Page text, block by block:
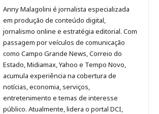
Malagolini
no
Pinterest
Malagolini
no
LinkedIn
Malagolini
no
Instagram
Malagolini
no
Facebook
de
Anny
Malagolini
Anny Malagolini é jornalista especializada
em produção de conteúdo digital,
jornalismo online e estratégia editorial. Com
passagem por veículos de comunicação
como Campo Grande News, Correio do
Estado, Midiamax, Yahoo e Tempo Novo,
acumula experiência na cobertura de
notícias, economia, serviços,
entretenimento e temas de interesse
público. Atualmente, lidera o portal DCI,